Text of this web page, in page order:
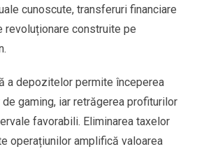
cunoscute, transferuri financiare
revoluționare construite pe
a depozitelor permite începerea
gaming, iar retrăgerea profiturilor
favorabili. Eliminarea taxelor
operațiunilor amplifică valoarea